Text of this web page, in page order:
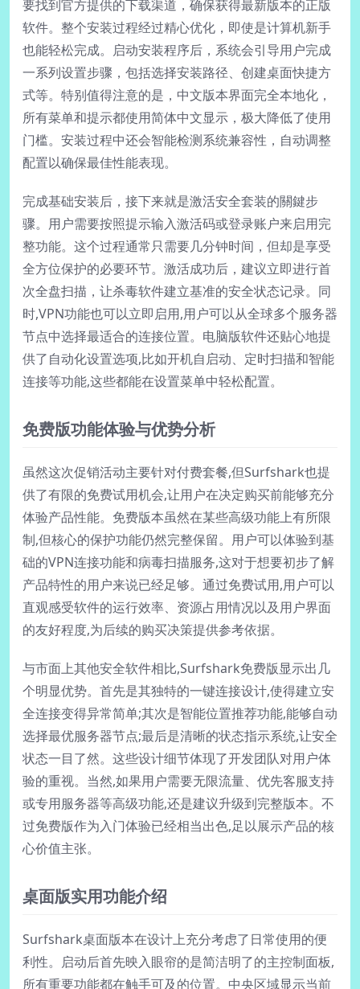
要找到官方提供的下载渠道，确保获得最新版本的正版
软件。整个安装过程经过精心优化，即使是计算机新手
也能轻松完成。启动安装程序后，系统会引导用户完成
一系列设置步骤，包括选择安装路径、创建桌面快捷方
式等。特别值得注意的是，中文版本界面完全本地化，
所有菜单和提示都使用简体中文显示，极大降低了使用
门槛。安装过程中还会智能检测系统兼容性，自动调整
配置以确保最佳性能表现。
完成基础安装后，接下来就是激活安全套装的關鍵步
骤。用户需要按照提示输入激活码或登录账户来启用完
整功能。这个过程通常只需要几分钟时间，但却是享受
全方位保护的必要环节。激活成功后，建议立即进行首
次全盘扫描，让杀毒软件建立基准的安全状态记录。同
时,VPN功能也可以立即启用,用户可以从全球多个服务器
节点中选择最适合的连接位置。电脑版软件还贴心地提
供了自动化设置选项,比如开机自启动、定时扫描和智能
连接等功能,这些都能在设置菜单中轻松配置。
免费版功能体验与优势分析
虽然这次促销活动主要针对付费套餐,但Surfshark也提
供了有限的免费试用机会,让用户在决定购买前能够充分
体验产品性能。免费版本虽然在某些高级功能上有所限
制,但核心的保护功能仍然完整保留。用户可以体验到基
础的VPN连接功能和病毒扫描服务,这对于想要初步了解
产品特性的用户来说已经足够。通过免费试用,用户可以
直观感受软件的运行效率、资源占用情况以及用户界面
的友好程度,为后续的购买决策提供参考依据。
与市面上其他安全软件相比,Surfshark免费版显示出几
个明显优势。首先是其独特的一键连接设计,使得建立安
全连接变得异常简单;其次是智能位置推荐功能,能够自动
选择最优服务器节点;最后是清晰的状态指示系统,让安全
状态一目了然。这些设计细节体现了开发团队对用户体
验的重视。当然,如果用户需要无限流量、优先客服支持
或专用服务器等高级功能,还是建议升级到完整版本。不
过免费版作为入门体验已经相当出色,足以展示产品的核
心价值主张。
桌面版实用功能介绍
Surfshark桌面版本在设计上充分考虑了日常使用的便
利性。启动后首先映入眼帘的是简洁明了的主控制面板,
所有重要功能都在触手可及的位置。中央区域显示当前